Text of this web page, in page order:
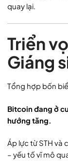
quay lại.
Triển
Giáng
Tổng hợp bốn
Bitcoin đang ở
hướng tăng.
Áp lực từ STH và
– yếu tố vĩ mô